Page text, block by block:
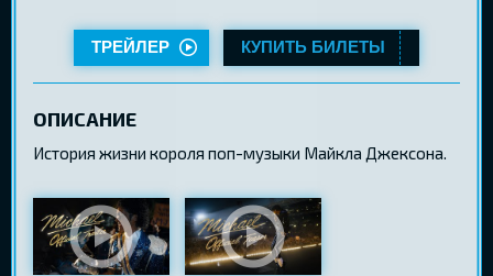
ТРЕЙЛЕР КУПИТЬ БИЛЕТЫ
ОПИСАНИЕ
История жизни короля поп-музыки Майкла Джексона.